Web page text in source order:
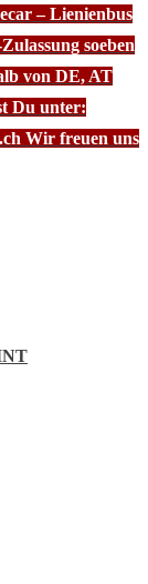
– Lienienbus
soeben
von DE, AT
Du unter:
Wir freuen uns